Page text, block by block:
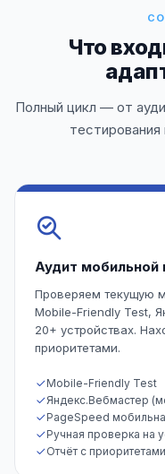
Что
Полный цикл — от
Аудит мобильной
Проверяем текущую
Mobile-Friendly Test,
20+ устройствах.
приоритетами.
Mobile-Friendly Test
Яндекс.Вебмастер
PageSpeed
Ручная проверка на
Отчёт с приоритетами